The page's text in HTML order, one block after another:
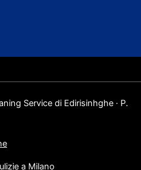
Service di Edirisinhghe · P.
a Milano